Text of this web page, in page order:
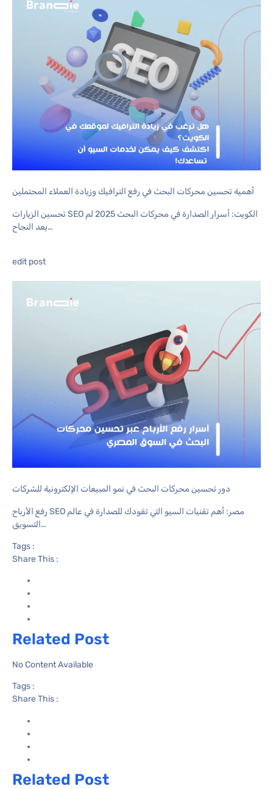
أهمية تحسين محركات البحث في رفع الترافيك وزيادة العملاء المحتملين
تحسين الزيارات SEO الكويت: أسرار الصدارة في محركات البحث 2025 لم
يعد النجاح…
edit post
دور تحسين محركات البحث في نمو المبيعات الإلكترونية للشركات
رفع الأرباح SEO مصر: أهم تقنيات السيو التي تقودك للصدارة في عالم
التسويق…
Tags :
Share This :
Related Post
No Content Available
Tags :
Share This :
Related Post